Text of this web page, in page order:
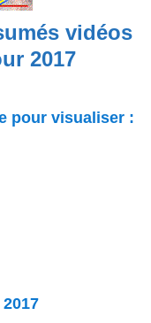
vidéos
2017
pour visualiser :